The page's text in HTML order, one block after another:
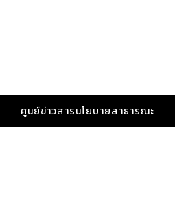
ศูนย์ข่าวสารนโยบายสาธารณะ